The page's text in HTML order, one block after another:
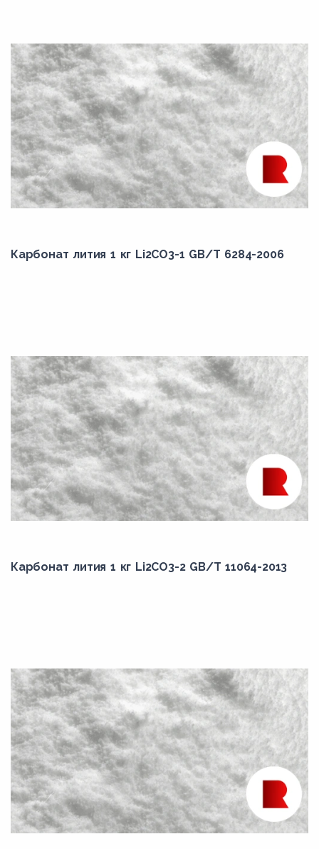
Карбонат лития 1 кг Li2CO3-1 GB/T 6284-2006
Карбонат лития 1 кг Li2CO3-2 GB/T 11064-2013